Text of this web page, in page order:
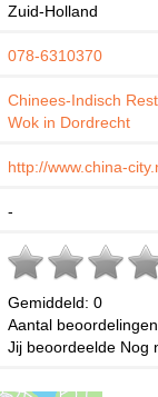
Zuid-Holland
078-6310370
Chinees-Indisch
Wok in Dordrecht
http://www.china-
-
Gemiddeld: 0
Aantal
Jij beoordeelde Nog